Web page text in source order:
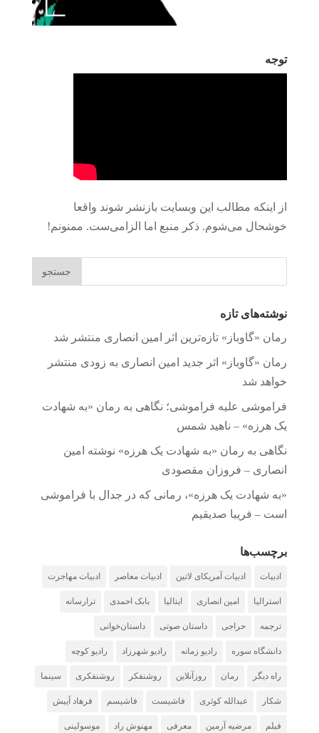
توجه
از اینکه مطالب این وبسایت بازنشر شوند واقعا
خوشحال می‌شوم. ذکر منبع اما الزامی‌ست. ممنونم!
نوشته‌های تازه
رمان «گاوباز» تازه‌ترین اثر امین انصاری منتشر شد
رمان «گاوباز» اثر جدید امین انصاری به زودی منتشر
خواهد شد
فراموشی علیه فراموشی؛ نگاهی به رمان «به شهادت
یک هرزه» – ناهید شمس
نگاهی به رمان «به شهادت یک هرزه» نوشته امین
انصاری – فروزان مقصودی
«به شهادت یک هرزه»، رمانی که در جدال با فراموشی
است – فریبا صدیقیم
برچسب‌ها
ادبیات ادبیات آمریکای لاتین ادبیات معاصر ادبیات مهاجرت
استرالیا امین انصاری ایتالیا بابک احمدی ترارسانه
ترجمه حراجی داستان صوتی داستان‌خوانی
دانشگاه سوره رادیو زمانه رادیو شهرزاد رادیو کوچه
راه دیگر رمان روزآنلاین روشنفکر روشنفکری سینما
شکار عبدالله کوثری فاشیست فاشیسم فرهاد آییش
فیلم مرضیه آرمین معرفی مهنوش راد موسولینی